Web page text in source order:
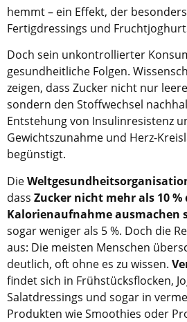
hemmt – ein Effekt, der
Fertigdressings und
Doch sein unkontrollierter
gesundheitliche Folgen.
zeigen, dass Zucker nicht nur
sondern den Stoffwechsel
Entstehung von Insulinresistenz
Gewichtszunahme und Herz-
begünstigt.
Die
dass Zucker nicht mehr als 10
Kalorienaufnahme ausmachen
sogar weniger als 5 %. Doch die
aus: Die meisten Menschen
deutlich, oft ohne es zu wissen.
findet sich in Frühstücksflocken,
Salatdressings und sogar in
Produkten wie Smoothies oder